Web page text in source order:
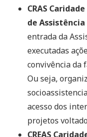
CRAS
de Assistência
entrada da
executadas
convivência da
Ou seja,
acesso dos
projetos
CREAS